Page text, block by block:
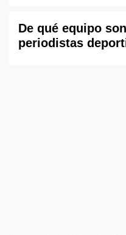
De qué equipo
periodistas